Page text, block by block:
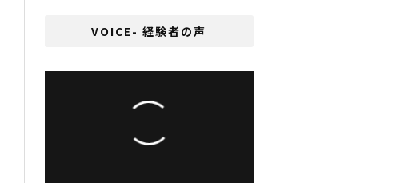
VOICE- 経験者の声
の人材業で活かす 須見